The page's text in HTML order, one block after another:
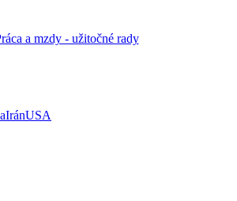
IránUSA